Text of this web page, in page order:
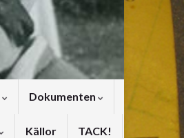
Dokumenten
Källor TACK!